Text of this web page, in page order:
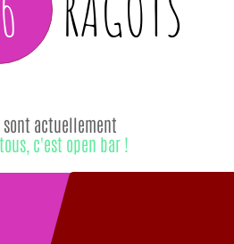
sont actuellement
c'est open bar !